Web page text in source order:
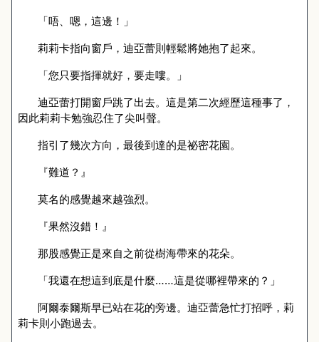
「唔、嗯，這邊！」
莉莉卡指向窗戶，迪亞蕾則輕鬆將她抱了起來。
「您只要指揮就好，要走嘍。」
迪亞蕾打開窗戶跳了出去。這是第二次經歷這種事了，
因此莉莉卡勉強忍住了尖叫聲。
指引了幾次方向，最後到達的是祕密花園。
『難道？』
莫名的感覺越來越強烈。
『果然沒錯！』
那股感覺正是來自之前從樹海帶來的花朵。
「我還在想這到底是什麼……這是從哪裡帶來的？」
阿爾泰爾斯早已站在花的旁邊。迪亞蕾急忙打招呼，莉
莉卡則小跑過去。